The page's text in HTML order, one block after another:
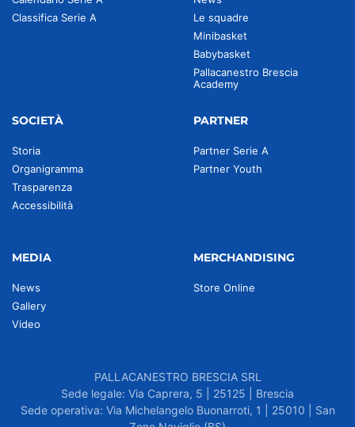
Classifica Serie A
Le squadre
Minibasket
Babybasket
Pallacanestro Brescia
Academy
SOCIETÀ
Storia
Organigramma
Trasparenza
Accessibilità
PARTNER
Partner Serie A
Partner Youth
MEDIA
News
Gallery
Video
MERCHANDISING
Store Online
PALLACANESTRO BRESCIA SRL
Sede legale: Via Caprera, 5 | 25125 | Brescia
Sede operativa: Via Michelangelo Buonarroti, 1 | 25010 | San